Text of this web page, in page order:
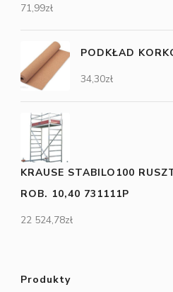
71,99zł
PODKŁAD
34,30zł
KRAUSE STABILO100
ROB. 10,40 731111P
22 524,78zł
Produkty